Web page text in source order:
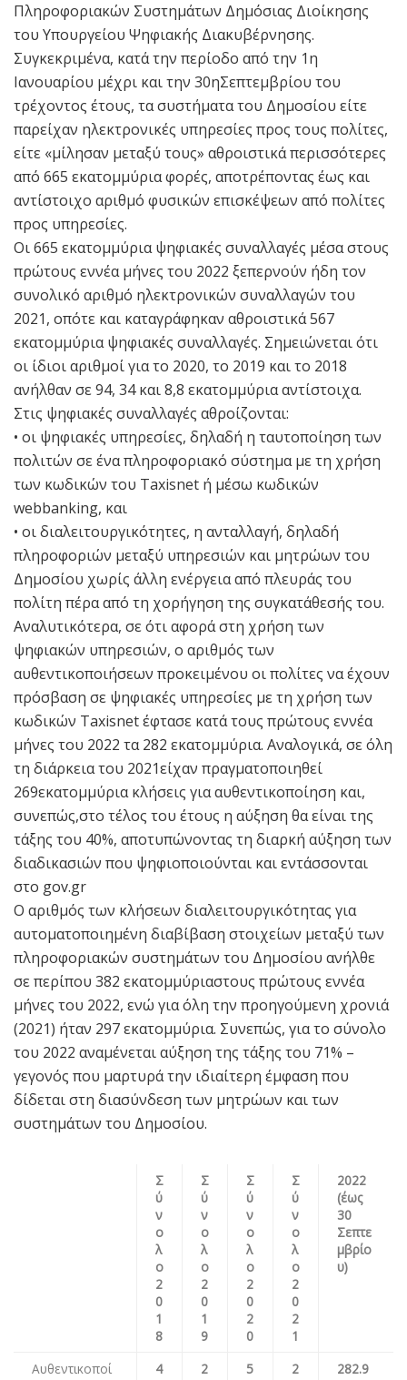
Πληροφοριακών Συστημάτων Δημόσιας Διοίκησης
του Υπουργείου Ψηφιακής Διακυβέρνησης.
Συγκεκριμένα, κατά την περίοδο από την 1η
Ιανουαρίου μέχρι και την 30ηΣεπτεμβρίου του
τρέχοντος έτους, τα συστήματα του Δημοσίου είτε
παρείχαν ηλεκτρονικές υπηρεσίες προς τους πολίτες,
είτε «μίλησαν μεταξύ τους» αθροιστικά περισσότερες
από 665 εκατομμύρια φορές, αποτρέποντας έως και
αντίστοιχο αριθμό φυσικών επισκέψεων από πολίτες
προς υπηρεσίες.
Οι 665 εκατομμύρια ψηφιακές συναλλαγές μέσα στους
πρώτους εννέα μήνες του 2022 ξεπερνούν ήδη τον
συνολικό αριθμό ηλεκτρονικών συναλλαγών του
2021, οπότε και καταγράφηκαν αθροιστικά 567
εκατομμύρια ψηφιακές συναλλαγές. Σημειώνεται ότι
οι ίδιοι αριθμοί για το 2020, το 2019 και το 2018
ανήλθαν σε 94, 34 και 8,8 εκατομμύρια αντίστοιχα.
Στις ψηφιακές συναλλαγές αθροίζονται:
• οι ψηφιακές υπηρεσίες, δηλαδή η ταυτοποίηση των
πολιτών σε ένα πληροφοριακό σύστημα με τη χρήση
των κωδικών του Taxisnet ή μέσω κωδικών
webbanking, και
• οι διαλειτουργικότητες, η ανταλλαγή, δηλαδή
πληροφοριών μεταξύ υπηρεσιών και μητρώων του
Δημοσίου χωρίς άλλη ενέργεια από πλευράς του
πολίτη πέρα από τη χορήγηση της συγκατάθεσής του.
Αναλυτικότερα, σε ότι αφορά στη χρήση των
ψηφιακών υπηρεσιών, ο αριθμός των
αυθεντικοποιήσεων προκειμένου οι πολίτες να έχουν
πρόσβαση σε ψηφιακές υπηρεσίες με τη χρήση των
κωδικών Taxisnet έφτασε κατά τους πρώτους εννέα
μήνες του 2022 τα 282 εκατομμύρια. Αναλογικά, σε όλη
τη διάρκεια του 2021είχαν πραγματοποιηθεί
269εκατομμύρια κλήσεις για αυθεντικοποίηση και,
συνεπώς,στο τέλος του έτους η αύξηση θα είναι της
τάξης του 40%, αποτυπώνοντας τη διαρκή αύξηση των
διαδικασιών που ψηφιοποιούνται και εντάσσονται
στο gov.gr
Ο αριθμός των κλήσεων διαλειτουργικότητας για
αυτοματοποιημένη διαβίβαση στοιχείων μεταξύ των
πληροφοριακών συστημάτων του Δημοσίου ανήλθε
σε περίπου 382 εκατομμύριαστους πρώτους εννέα
μήνες του 2022, ενώ για όλη την προηγούμενη χρονιά
(2021) ήταν 297 εκατομμύρια. Συνεπώς, για το σύνολο
του 2022 αναμένεται αύξηση της τάξης του 71% –
γεγονός που μαρτυρά την ιδιαίτερη έμφαση που
δίδεται στη διασύνδεση των μητρώων και των
συστημάτων του Δημοσίου.
Σ
ύ
ν
ο
λ
ο
2
0
1
8
Σ
ύ
ν
ο
λ
ο
2
0
1
9
Σ
ύ
ν
ο
λ
ο
2
0
2
0
Σ
ύ
ν
ο
λ
ο
2
0
2
1
2022
(έως
30
Σεπτε
μβρίο
υ)
Αυθεντικοποί
4
2
5
2
282.9